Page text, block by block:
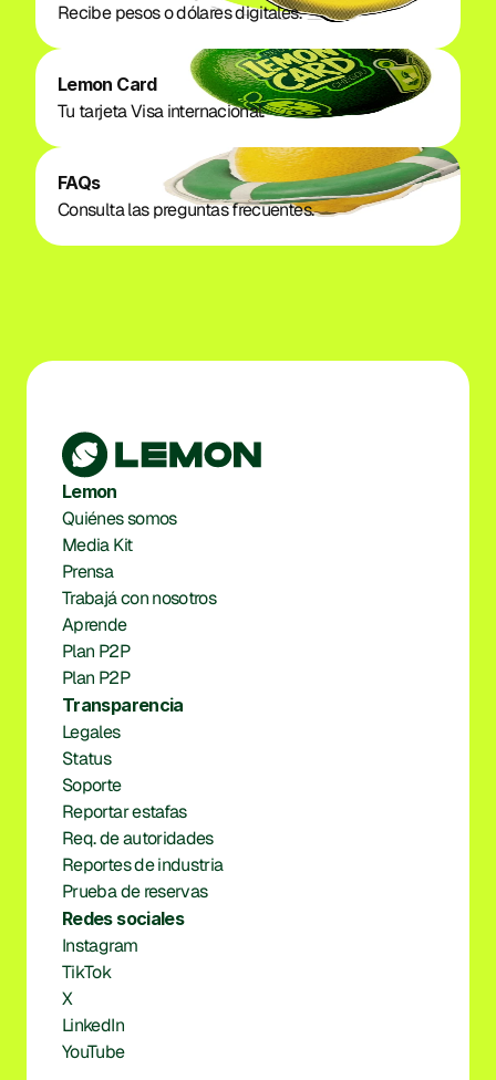
Recibe pesos o dólares digitales.
Lemon Card
Tu tarjeta Visa internacional.
FAQs
Consulta las preguntas frecuentes.
Lemon
Quiénes somos
Media Kit
Prensa
Trabajá con nosotros
Aprende
Plan P2P
Plan P2P
Transparencia
Legales
Status
Soporte
Reportar estafas
Req. de autoridades
Reportes de industria
Prueba de reservas
Redes sociales
Instagram
TikTok
X
LinkedIn
YouTube